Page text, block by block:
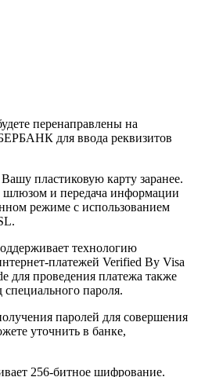
перенаправлены на
для ввода реквизитов
пластиковую карту заранее.
и передача информации
режиме с использованием
технологию
платежей Verified By Visa
для проведения платежа также
специального пароля.
паролей для совершения
уточнить в банке,
256-битное шифрование.